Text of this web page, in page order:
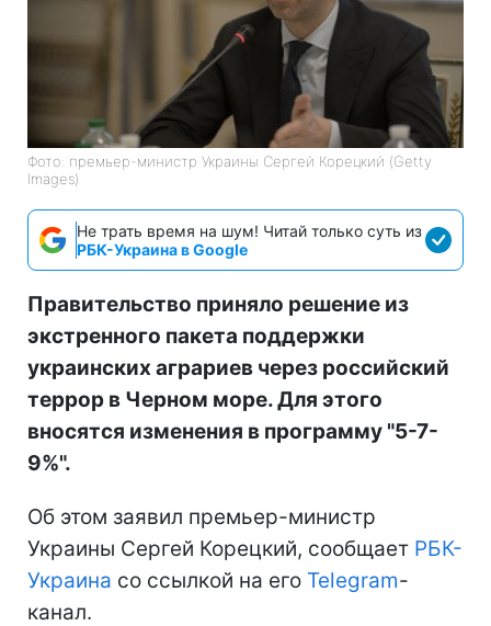
Фото: премьер-министр Украины Сергей Корецкий (Getty
Images)
Не трать время на шум! Читай только суть из
РБК-Украина в Google
Правительство приняло решение из
экстренного пакета поддержки
украинских аграриев через российский
террор в Черном море. Для этого
вносятся изменения в программу "5-7-
9%".
Об этом заявил премьер-министр
Украины Сергей Корецкий, сообщает РБК-
Украина со ссылкой на его Telegram-
канал.